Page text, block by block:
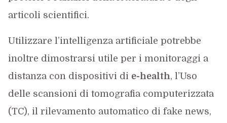
articoli scientifici.
Utilizzare l’intelligenza artificiale potrebbe
inoltre dimostrarsi utile per i monitoraggi a
distanza con dispositivi di e-health, l’Uso
delle scansioni di tomografia computerizzata
(TC), il rilevamento automatico di fake news,